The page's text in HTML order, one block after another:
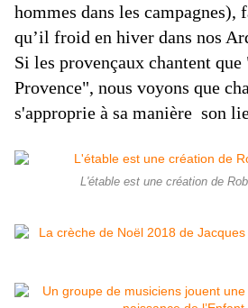
hommes dans les campagnes),
qu’il froid en hiver dans nos
Si les provençaux chantent que
Provence", nous voyons que
s'approprie à sa manière son
L'étable est une création de